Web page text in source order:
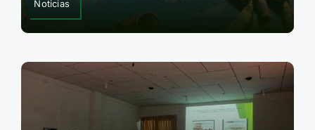
Noticias